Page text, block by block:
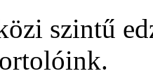
szintű